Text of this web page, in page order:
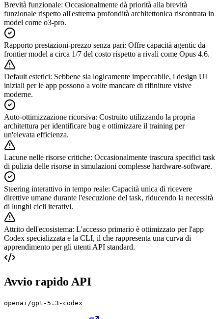
Brevità funzionale: Occasionalmente dà priorità alla brevità
funzionale rispetto all'estrema profondità architettonica riscontrata in
model come o3-pro.
Rapporto prestazioni-prezzo senza pari: Offre capacità agentic da
frontier model a circa 1/7 del costo rispetto a rivali come Opus 4.6.
Default estetici: Sebbene sia logicamente impeccabile, i design UI
iniziali per le app possono a volte mancare di rifiniture visive
moderne.
Auto-ottimizzazione ricorsiva: Costruito utilizzando la propria
architettura per identificare bug e ottimizzare il training per
un'elevata efficienza.
Lacune nelle risorse critiche: Occasionalmente trascura specifici task
di pulizia delle risorse in simulazioni complesse hardware-software.
Steering interattivo in tempo reale: Capacità unica di ricevere
direttive umane durante l'esecuzione del task, riducendo la necessità
di lunghi cicli iterativi.
Attrito dell'ecosistema: L'accesso primario è ottimizzato per l'app
Codex specializzata e la CLI, il che rappresenta una curva di
apprendimento per gli utenti API standard.
Avvio rapido API
openai/gpt-5.3-codex